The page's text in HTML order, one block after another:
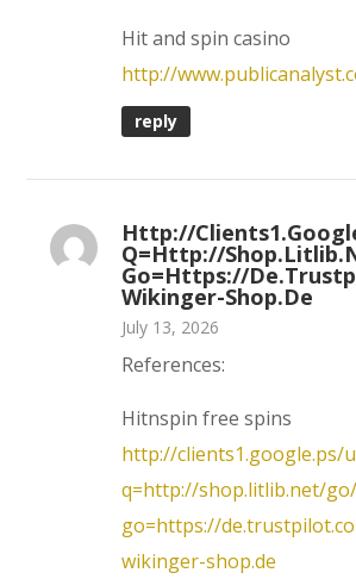
Hit and spin casino
http://
reply
Http://
Q=http://
Go=https://
Wikinger-Shop.de
July 13, 2026
References:
Hitnspin free spins
http://clients1.google.ps/
q=http://shop.litlib.net/
go=https://
wikinger-shop.de